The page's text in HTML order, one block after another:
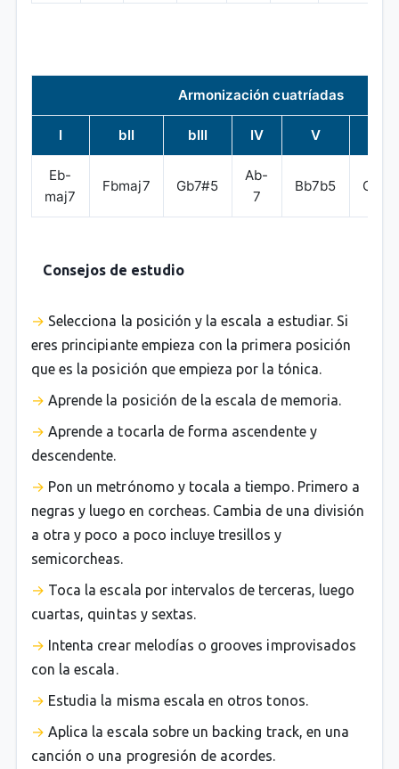
Armonización cuatríadas
I bII bIII IV V
Eb-
maj7
Fbmaj7 Gb7#5
Ab-
7
Bb7b5
Consejos de estudio
Selecciona la posición y la escala a estudiar. Si
eres principiante empieza con la primera posición
que es la posición que empieza por la tónica.
Aprende la posición de la escala de memoria.
Aprende a tocarla de forma ascendente y
descendente.
Pon un metrónomo y tocala a tiempo. Primero a
negras y luego en corcheas. Cambia de una división
a otra y poco a poco incluye tresillos y
semicorcheas.
Toca la escala por intervalos de terceras, luego
cuartas, quintas y sextas.
Intenta crear melodías o grooves improvisados
con la escala.
Estudia la misma escala en otros tonos.
Aplica la escala sobre un backing track, en una
canción o una progresión de acordes.